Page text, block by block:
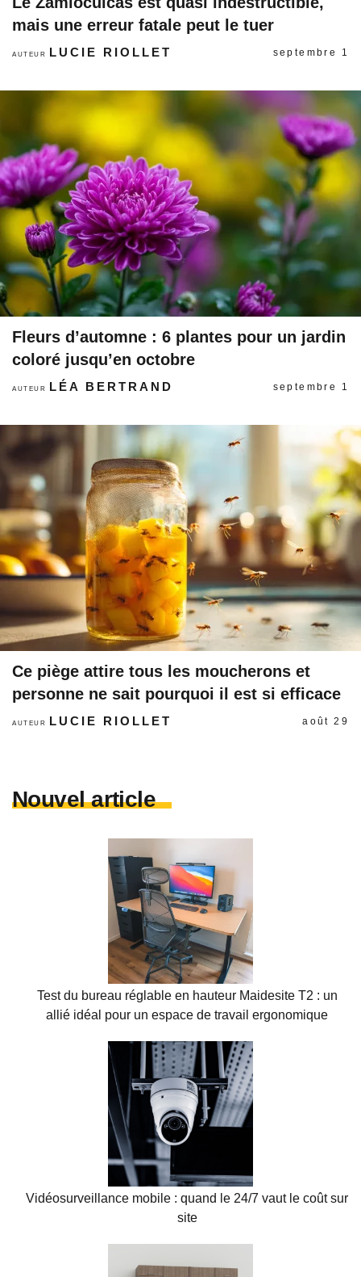
mais une erreur fatale peut le tuer
AUTEUR LUCIE RIOLLET septembre 1
Fleurs d’automne : 6 plantes pour un jardin
coloré jusqu’en octobre
AUTEUR LÉA BERTRAND septembre 1
Ce piège attire tous les moucherons et
personne ne sait pourquoi il est si efficace
AUTEUR LUCIE RIOLLET août 29
Nouvel article
Test du bureau réglable en hauteur Maidesite T2 : un
allié idéal pour un espace de travail ergonomique
Vidéosurveillance mobile : quand le 24/7 vaut le coût sur
site